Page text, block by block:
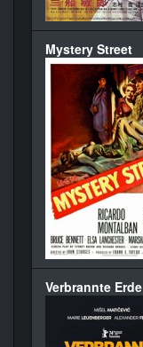
Mystery Street
Verbrannte Erde